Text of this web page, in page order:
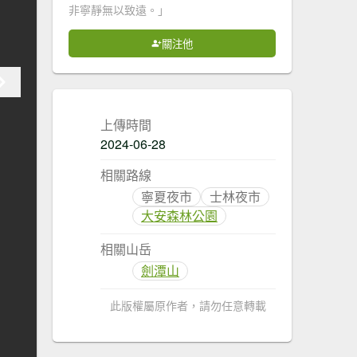
非寧靜無以致遠。」
關注他
上傳時間
2024-06-28
相關路線
寧夏夜市
士林夜市
大安森林公園
相關山岳
劍潭山
此版權屬原作者，請勿任意轉載